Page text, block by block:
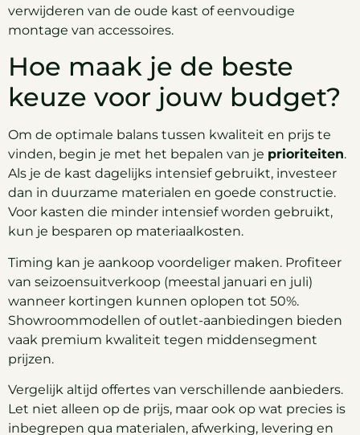
verwijderen van de oude kast of eenvoudige
montage van accessoires.
Hoe maak je de beste
keuze voor jouw budget?
Om de optimale balans tussen kwaliteit en prijs te
vinden, begin je met het bepalen van je prioriteiten.
Als je de kast dagelijks intensief gebruikt, investeer
dan in duurzame materialen en goede constructie.
Voor kasten die minder intensief worden gebruikt,
kun je besparen op materiaalkosten.
Timing kan je aankoop voordeliger maken. Profiteer
van seizoensuitverkoop (meestal januari en juli)
wanneer kortingen kunnen oplopen tot 50%.
Showroommodellen of outlet-aanbiedingen bieden
vaak premium kwaliteit tegen middensegment
prijzen.
Vergelijk altijd offertes van verschillende aanbieders.
Let niet alleen op de prijs, maar ook op wat precies is
inbegrepen qua materialen, afwerking, levering en